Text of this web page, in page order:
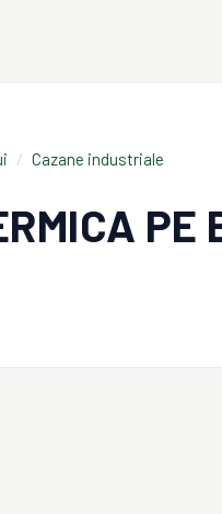
/ Cazane industriale
PE